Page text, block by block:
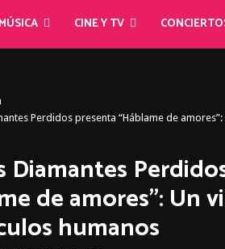
CINE Y TV
Perdidos presenta “Háblame de
Diamantes
de amores”: Un
humanos